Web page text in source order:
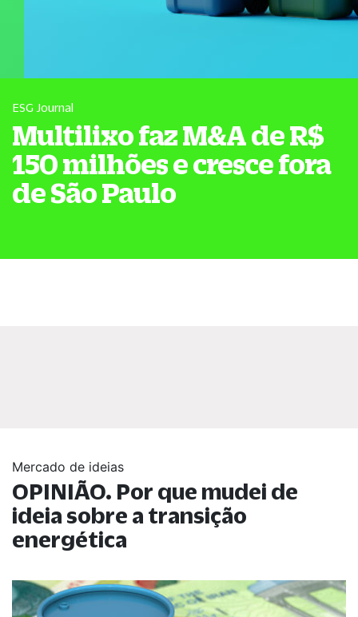
ESG Journal
Multilixo faz M&A de R$
150 milhões e cresce fora
de São Paulo
Mercado de ideias
OPINIÃO. Por que mudei de
ideia sobre a transição
energética